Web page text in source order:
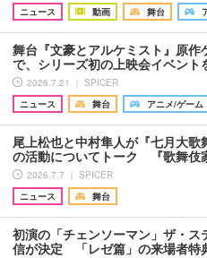
ニュース
動画 舞台
舞台『文豪とアルケミスト』原作
で、シリーズ初の上映会イベン
2026.7.21 ｜ SPICER
ニュース
舞台 アニメ/ゲーム
尾上松也と中村隼人が『七月大歌
の活動についてトーク 『歌舞伎
2026.7.7 ｜ SPICER
ニュース
舞台
初演の「チェンソーマン」ザ・ス
信が決定 「レゼ篇」の来場者特